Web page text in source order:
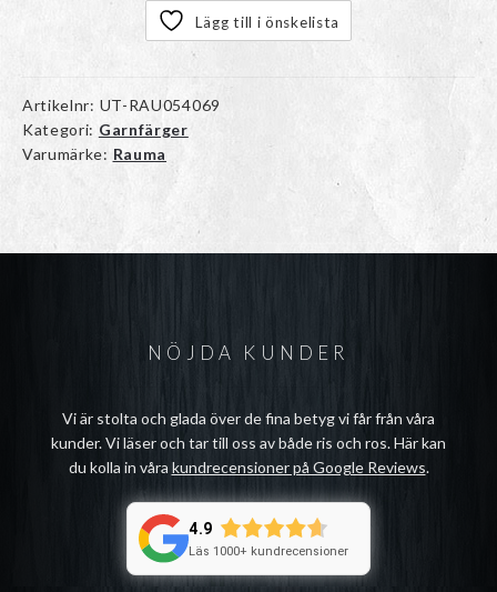
Lägg till i önskelista
Artikelnr: UT-RAU054069
Kategori: Garnfärger
Varumärke: Rauma
NÖJDA KUNDER
Vi är stolta och glada över de fina betyg vi får från våra
kunder. Vi läser och tar till oss av både ris och ros. Här kan
du kolla in våra kundrecensioner på Google Reviews.
4.9
Läs 1000+ kundrecensioner